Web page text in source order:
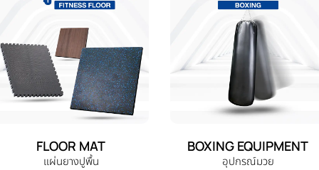
FLOOR MAT
แผ่นยางปูพื้น
BOXING EQUIPMENT
อุปกรณ์มวย